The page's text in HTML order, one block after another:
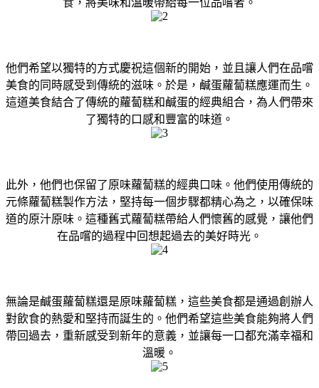
他們希望以獨特的方式慶祝這個新的開始，並且讓人們在品嚐
美食的同時感受到傳統的滋味。於是，鹹蛋蘿蔔糕應運而生。
這道美食結合了傳統的蘿蔔糕和鹹蛋的經典組合，為人們帶來
了獨特的口感和豐富的味道。
此外，他們也保留了原味蘿蔔糕的經典口味。他們使用傳統的
元條蘿蔔糕製作方法，堅持每一個步驟都精心為之，以確保味
道的原汁原味。這種舊式蘿蔔糕帶給人們懷舊的感覺，讓他們
在品嚐的過程中回想起過去的美好時光。
無論是鹹蛋蘿蔔糕還是原味蘿蔔糕，這些美食都是通過創辦人
對飲食的熱愛和堅持而誕生的。他們希望這些美食能夠將人們
帶回過去，重新感受到新年的意義，並讓每一口都充滿幸福和
溫暖。